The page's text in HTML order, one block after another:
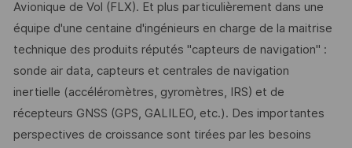
Avionique de Vol (FLX). Et plus particulièrement dans une
équipe d'une centaine d'ingénieurs en charge de la maitrise
technique des produits réputés "capteurs de navigation" :
sonde air data, capteurs et centrales de navigation
inertielle (accéléromètres, gyromètres, IRS) et de
récepteurs GNSS (GPS, GALILEO, etc.). Des importantes
perspectives de croissance sont tirées par les besoins